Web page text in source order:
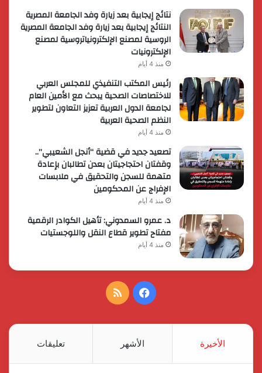
نتائج إيجابية بعد زيارة وفد الجامعة المصرية
النتائج إيجابية بعد زيارة وفد الجامعة المصرية
الروسية لمصنع الإلكترونياتروسية لمصنع
الإلكترونيات
منذ 4 أيام
رئيس المكتب التنفيذي للمجلس العربي
للاختصاصات الصحية يبحث مع الأمين العام
لجامعة الدول العربية تعزيز التعاون لتطوير
النظم الصحية العربية
منذ 4 أيام
تصعيد جديد في قضية “أنجل الشعيبي”..
وقفتان احتجاجيتان بعدن تطالبان بإعادة
متهمة للسجن والتحقيق في ملابسات
الإفراج عن المحكومين
منذ 4 أيام
د. عمرو السمدوني: تأهيل الكوادر الرقمية
مفتاح تطوير قطاع النقل واللوجستيات
منذ 4 أيام
فيسبوكملخص
الأخيرة الأشهر تعليقات